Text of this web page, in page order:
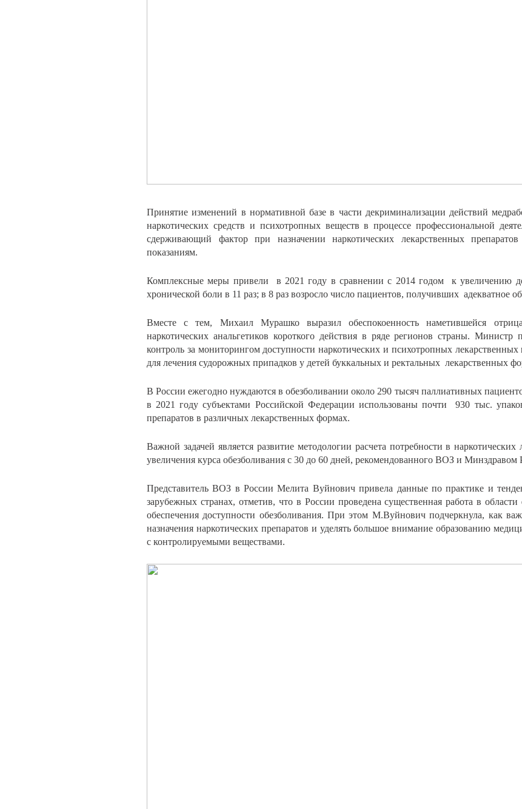
Принятие изменений в нормативной базе в части декриминализации действий
наркотических средств и психотропных веществ в процессе профессиональной
сдерживающий фактор при назначении наркотических лекарственных
показаниям.
Комплексные меры привели в 2021 году в сравнении с 2014 годом к увеличению
хронической боли в 11 раз; в 8 раз возросло число пациентов, получивших адекватное
Вместе с тем, Михаил Мурашко выразил обеспокоенность наметившейся
наркотических анальгетиков короткого действия в ряде регионов страны. Министр
контроль за мониторингом доступности наркотических и психотропных
для лечения судорожных припадков у детей буккальных и ректальных лекарственных
В России ежегодно нуждаются в обезболивании около 290 тысяч паллиативных
в 2021 году субъектами Российской Федерации использованы почти 930 тыс.
препаратов в различных лекарственных формах.
Важной задачей является развитие методологии расчета потребности в наркотических
увеличения курса обезболивания с 30 до 60 дней, рекомендованного ВОЗ и Минздравом
Представитель ВОЗ в России Мелита Вуйнович привела данные по практике и
зарубежных странах, отметив, что в России проведена существенная работа в
обеспечения доступности обезболивания. При этом М.Вуйнович подчеркнула, как
назначения наркотических препаратов и уделять большое внимание образованию
с контролируемыми веществами.